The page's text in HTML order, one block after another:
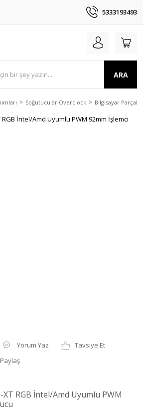
5333193493
ARA
Soğutucular Overclock Bilgisayar
Yorum Yaz
Tavsiye Et
Paylaş
XT RGB İntel/Amd Uyumlu PWM